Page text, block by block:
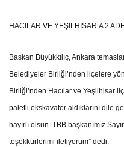
HACILAR VE YEŞİLHİSAR’A 2
Başkan Büyükkılıç, Ankara
Belediyeler Birliği’nden ilçelere
Birliği’nden Hacılar ve Yeşilhisar
paletli ekskavatör aldıklarını dile
hayırlı olsun. TBB başkanımız
teşekkürlerimi iletiyorum” dedi.